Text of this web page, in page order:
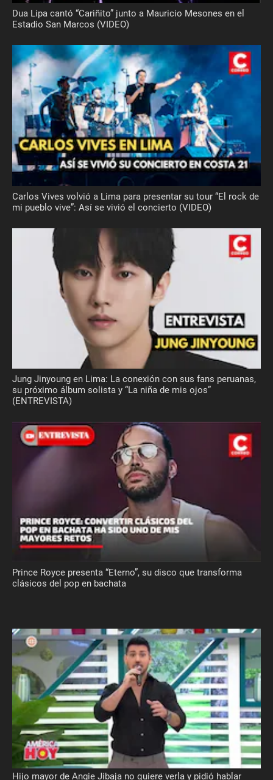
Dua Lipa cantó “Cariñito” junto a Mauricio Mesones en el
Estadio San Marcos (VIDEO)
Carlos Vives volvió a Lima para presentar su tour “El rock de
mi pueblo vive”: Así se vivió el concierto (VIDEO)
Jung Jinyoung en Lima: La conexión con sus fans peruanas,
su próximo álbum solista y “La niña de mis ojos”
(ENTREVISTA)
Prince Royce presenta “Eterno”, su disco que transforma
clásicos del pop en bachata
Hijo mayor de Angie Jibaja no quiere verla y pidió hablar